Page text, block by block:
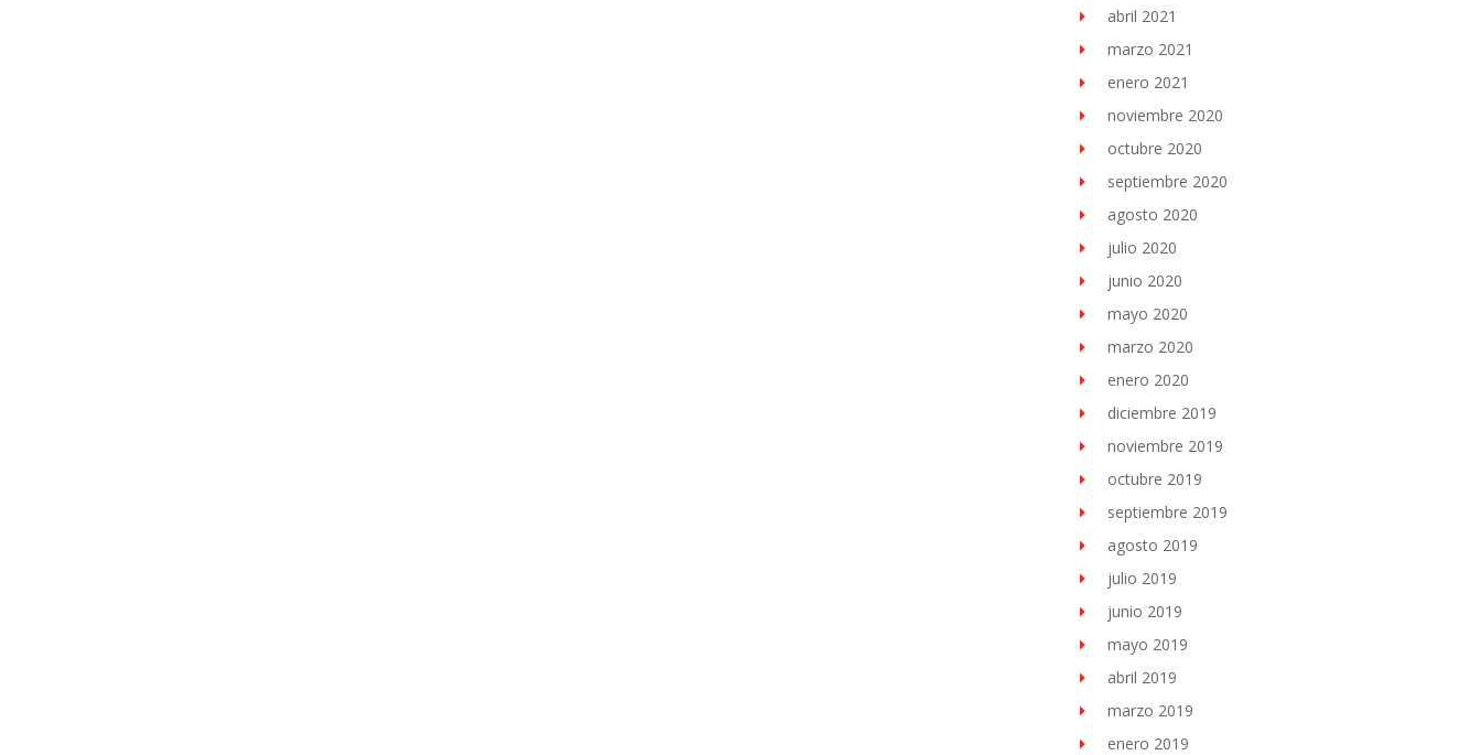
abril 2021
marzo 2021
enero 2021
noviembre 2020
octubre 2020
septiembre 2020
agosto 2020
julio 2020
junio 2020
mayo 2020
marzo 2020
enero 2020
diciembre 2019
noviembre 2019
octubre 2019
septiembre 2019
agosto 2019
julio 2019
junio 2019
mayo 2019
abril 2019
marzo 2019
enero 2019